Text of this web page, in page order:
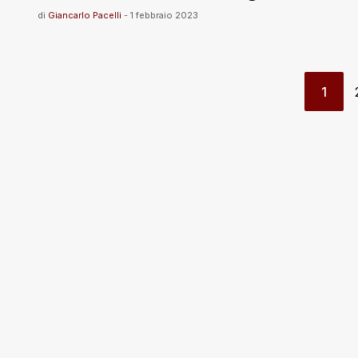
di Giancarlo Pacelli - 1 febbraio 2023
1